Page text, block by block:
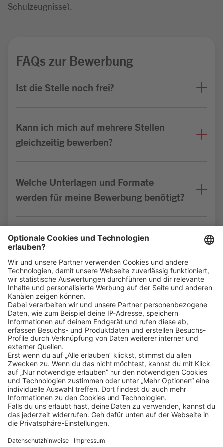
Schulzeugnisse).
FAQs zur Bewerbung
Ist die Stelle noch frei?
Kann ich mich auf mehrere Stellen
gleichzeitig bewerben?
Welche Unterlagen und Formate
werden für meine Bewerbung benötigt?
Bin ich für die Stelle geeignet?
Klickehier, um alle offenen Jobs zu sehen.
Impressum Datenschutz
Privatsphäre-Einstellungen
FAQ
Veranstaltungen
Sitemap